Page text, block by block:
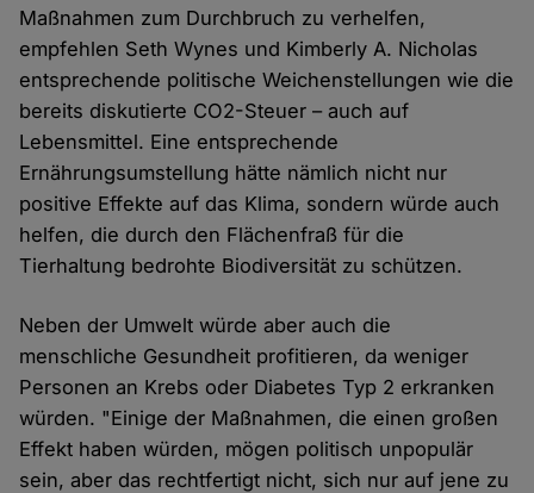
Maßnahmen zum Durchbruch zu verhelfen,
empfehlen Seth Wynes und Kimberly A. Nicholas
entsprechende politische Weichenstellungen wie die
bereits diskutierte CO2-Steuer – auch auf
Lebensmittel. Eine entsprechende
Ernährungsumstellung hätte nämlich nicht nur
positive Effekte auf das Klima, sondern würde auch
helfen, die durch den Flächenfraß für die
Tierhaltung bedrohte Biodiversität zu schützen.
Neben der Umwelt würde aber auch die
menschliche Gesundheit profitieren, da weniger
Personen an Krebs oder Diabetes Typ 2 erkranken
würden. "Einige der Maßnahmen, die einen großen
Effekt haben würden, mögen politisch unpopulär
sein, aber das rechtfertigt nicht, sich nur auf jene zu